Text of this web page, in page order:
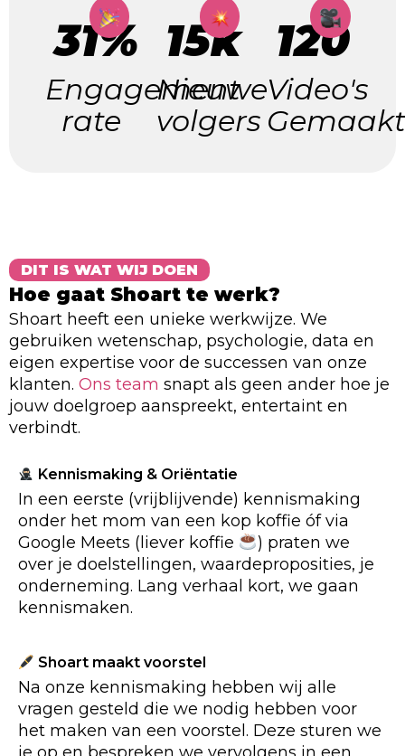
31%
Engagement
rate
15k
Nieuwe
volgers
120
Video's
DIT IS WAT WIJ DOEN
Hoe gaat Shoart te werk?
Shoart heeft een unieke werkwijze. We
gebruiken wetenschap, psychologie, data en
eigen expertise voor de successen van onze
klanten. Ons team snapt als geen ander hoe je
jouw doelgroep aanspreekt, entertaint en
verbindt.
Kennismaking & Oriëntatie
In een eerste (vrijblijvende) kennismaking
onder het mom van een kop koffie óf via
Google Meets (liever koffie
) praten we
over je doelstellingen, waardeproposities, je
onderneming. Lang verhaal kort, we gaan
kennismaken.
Shoart maakt voorstel
Na onze kennismaking hebben wij alle
vragen gesteld die we nodig hebben voor
het maken van een voorstel. Deze sturen we